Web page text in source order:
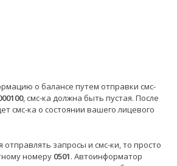
о балансе путем отправки смс-
, смс-ка должна быть пустая. После
смс-ка о состоянии вашего лицевого
отправлять запросы и смс-ки, то просто
номеру 0501. Автоинформатор